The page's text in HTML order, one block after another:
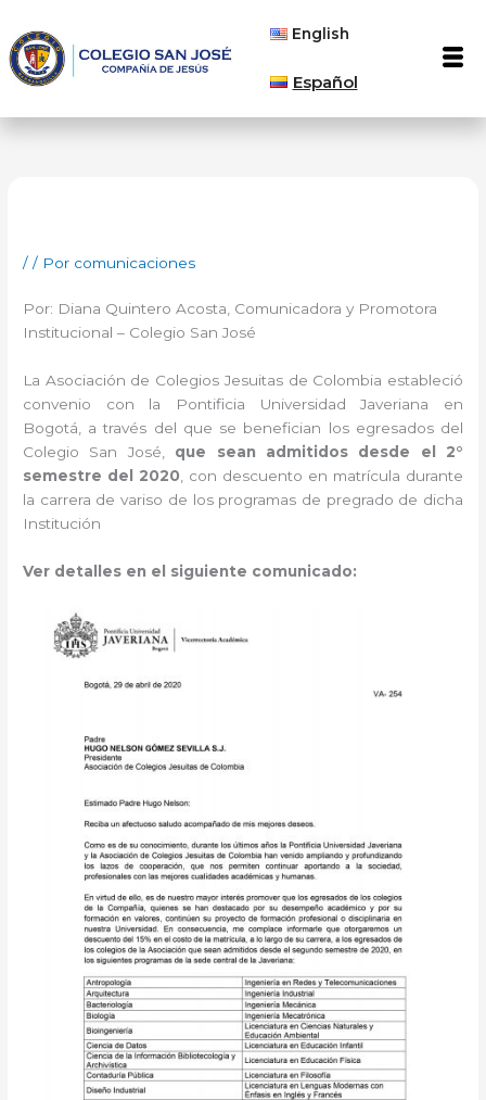
contenido
English
Español
// Por comunicaciones
Por: Diana Quintero Acosta, Comunicadora y Promotora
Institucional – Colegio San José
La Asociación de Colegios Jesuitas de Colombia estableció
convenio con la Pontificia Universidad Javeriana en
Bogotá, a través del que se benefician los egresados del
Colegio San José, que sean admitidos desde el 2°
semestre del 2020, con descuento en matrícula durante
la carrera de variso de los programas de pregrado de dicha
Institución
Ver detalles en el siguiente comunicado: